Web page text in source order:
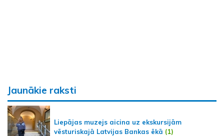
Jaunākie raksti
Liepājas muzejs aicina uz ekskursijām
vēsturiskajā Latvijas Bankas ēkā (1)